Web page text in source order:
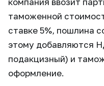
таможенной
ставке 5%, пошлина
этому добавляются
подакцизный) и
оформление.